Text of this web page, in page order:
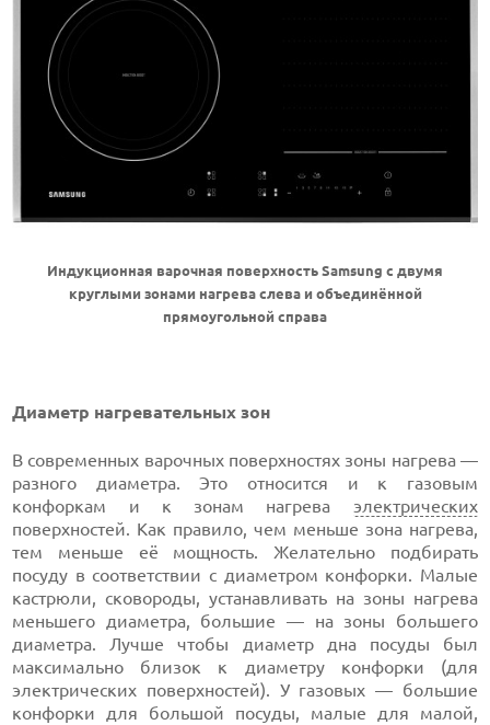
Индукционная варочная поверхность Samsung с двумя
круглыми зонами нагрева слева и объединённой
прямоугольной справа
Диаметр нагревательных зон
В современных варочных поверхностях зоны нагрева —
разного диаметра. Это относится и к газовым
конфоркам и к зонам нагрева электрических
поверхностей. Как правило, чем меньше зона нагрева,
тем меньше её мощность. Желательно подбирать
посуду в соответствии с диаметром конфорки. Малые
кастрюли, сковороды, устанавливать на зоны нагрева
меньшего диаметра, большие — на зоны большего
диаметра. Лучше чтобы диаметр дна посуды был
максимально близок к диаметру конфорки (для
электрических поверхностей). У газовых — большие
конфорки для большой посуды, малые для малой,